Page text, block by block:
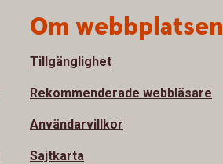
Om webbplatsen
Tillgänglighet
Rekommenderade webbläsare
Användarvillkor
Sajtkarta